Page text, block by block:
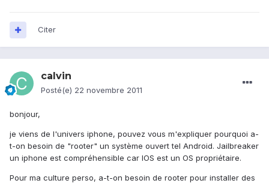
Citer
calvin
Posté(e) 22 novembre 2011
bonjour,
je viens de l'univers iphone, pouvez vous m'expliquer pourquoi a-
t-on besoin de "rooter" un système ouvert tel Android. Jailbreaker
un iphone est compréhensible car IOS est un OS propriétaire.
Pour ma culture perso, a-t-on besoin de rooter pour installer des